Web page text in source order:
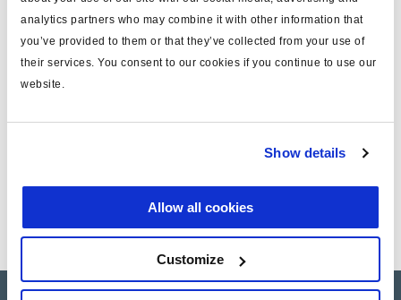
analytics partners who may combine it with other information that
you’ve provided to them or that they’ve collected from your use of
their services. You consent to our cookies if you continue to use our
website.
Show details
Allow all cookies
Customize
pneumatisch gefederten Fahrzeugen
über das Luftfederventil stufenlos der
Druck in den Luftfederbälgen.
Dieser Druck wird gleichzeitig zur Ansteuerung der
Druckverhältnis iR = pe 1:pe 2 ist der praktische
Bezugspunkt für die Einstellungen.